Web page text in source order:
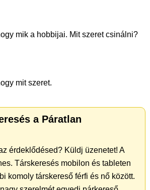
mik a hobbijai. Mit szeret csinálni?
mit szeret.
a Páratlan
érdeklődésed? Küldj üzenetet! A
Társkeresés mobilon és tableten
komoly társkereső férfi és nő között.